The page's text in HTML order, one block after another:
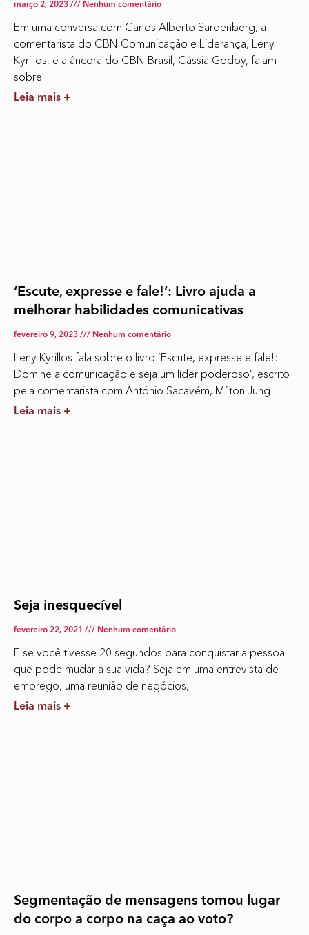
março 2, 2023 Nenhum comentário
Em uma conversa com Carlos Alberto Sardenberg, a
comentarista do CBN Comunicação e Liderança, Leny
Kyrillos, e a âncora do CBN Brasil, Cássia Godoy, falam
sobre
Leia mais +
‘Escute, expresse e fale!’: Livro ajuda a
melhorar habilidades comunicativas
fevereiro 9, 2023 Nenhum comentário
Leny Kyrillos fala sobre o livro ‘Escute, expresse e fale!:
Domine a comunicação e seja um líder poderoso’, escrito
pela comentarista com António Sacavém, Mílton Jung
Leia mais +
Seja inesquecível
fevereiro 22, 2021 Nenhum comentário
E se você tivesse 20 segundos para conquistar a pessoa
que pode mudar a sua vida? Seja em uma entrevista de
emprego, uma reunião de negócios,
Leia mais +
Segmentação de mensagens tomou lugar
do corpo a corpo na caça ao voto?